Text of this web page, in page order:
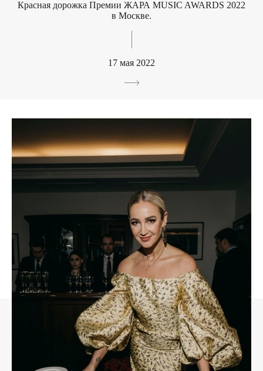
Красная дорожка Премии ЖАРА MUSIC AWARDS 2022
в Москве.
17 мая 2022